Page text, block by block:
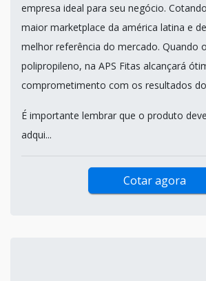
empresa ideal para seu negócio.
maior marketplace da américa latina e
melhor referência do mercado. Quando
polipropileno, na APS Fitas alcançará
comprometimento com os resultados
É importante lembrar que o produto
adqui...
Cotar agora